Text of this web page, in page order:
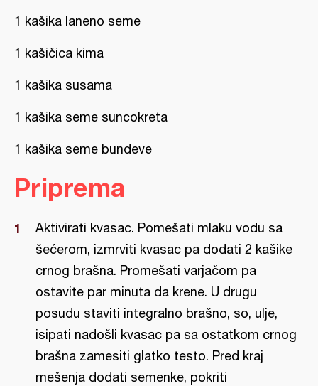
1 kašika laneno seme
1 kašičica kima
1 kašika susama
1 kašika seme suncokreta
1 kašika seme bundeve
Priprema
Aktivirati kvasac. Pomešati mlaku vodu sa
šećerom, izmrviti kvasac pa dodati 2 kašike
crnog brašna. Promešati varjačom pa
ostavite par minuta da krene. U drugu
posudu staviti integralno brašno, so, ulje,
isipati nadošli kvasac pa sa ostatkom crnog
brašna zamesiti glatko testo. Pred kraj
mešenja dodati semenke, pokriti